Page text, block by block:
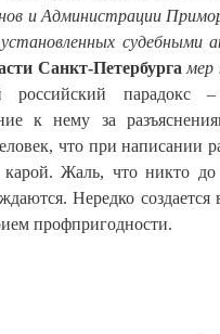
и Администрации
судебными
Санкт-Петербурга мер
парадокс
к нему за
что при написании
карой. Жаль, что никто
Нередко создается
профпригодности.